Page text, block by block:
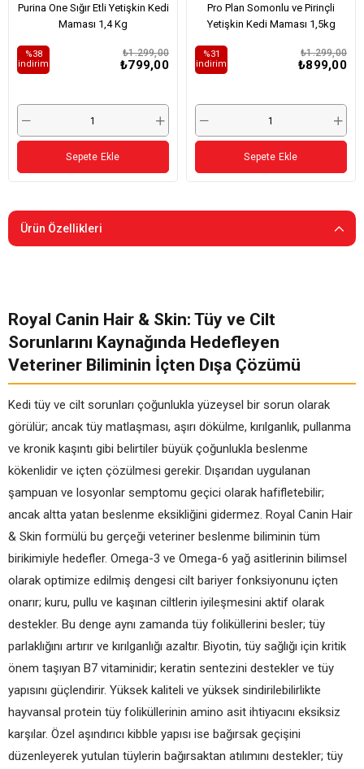
Purina One Sığır Etli Yetişkin Kedi
Maması 1,4 Kg
₺799,00
₺1.299,00
%38
i̇ndirim
Sepete Ekle
Pro Plan Somonlu ve Pirinçli
Yetişkin Kedi Maması 1,5kg
₺899,00
₺1.299,00
%31
i̇ndirim
Sepete Ekle
Ürün Özellikleri
Royal Canin Hair & Skin: Tüy ve Cilt
Sorunlarını Kaynağında Hedefleyen
Veteriner Biliminin İçten Dışa Çözümü
Kedi tüy ve cilt sorunları çoğunlukla yüzeysel bir sorun olarak
görülür; ancak tüy matlaşması, aşırı dökülme, kırılganlık, pullanma
ve kronik kaşıntı gibi belirtiler büyük çoğunlukla beslenme
kökenlidir ve içten çözülmesi gerekir. Dışarıdan uygulanan
şampuan ve losyonlar semptomu geçici olarak hafifletebilir;
ancak altta yatan beslenme eksikliğini gidermez. Royal Canin Hair
& Skin formülü bu gerçeği veteriner beslenme biliminin tüm
birikimiyle hedefler. Omega-3 ve Omega-6 yağ asitlerinin bilimsel
olarak optimize edilmiş dengesi cilt bariyer fonksiyonunu içten
onarır; kuru, pullu ve kaşınan ciltlerin iyileşmesini aktif olarak
destekler. Bu denge aynı zamanda tüy foliküllerini besler; tüy
parlaklığını artırır ve kırılganlığı azaltır. Biyotin, tüy sağlığı için kritik
önem taşıyan B7 vitaminidir; keratin sentezini destekler ve tüy
yapısını güçlendirir. Yüksek kaliteli ve yüksek sindirilebilirlikte
hayvansal protein tüy foliküllerinin amino asit ihtiyacını eksiksiz
karşılar. Özel aşındırıcı kibble yapısı ise bağırsak geçişini
düzenleyerek yutulan tüylerin bağırsaktan atılımını destekler; tüy